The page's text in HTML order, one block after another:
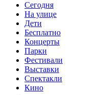
Сегодня
На улице
Дети
Бесплатно
Концерты
Парки
Фестивали
Выставки
Спектакли
Кино